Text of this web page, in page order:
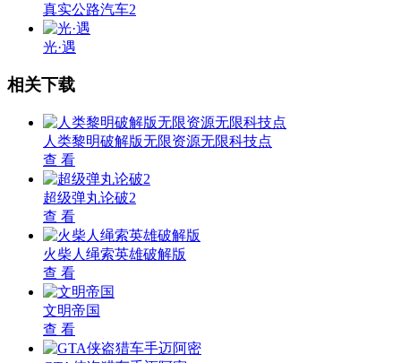
真实公路汽车2
光·遇
相关下载
人类黎明破解版无限资源无限科技点
查 看
超级弹丸论破2
查 看
火柴人绳索英雄破解版
查 看
文明帝国
查 看